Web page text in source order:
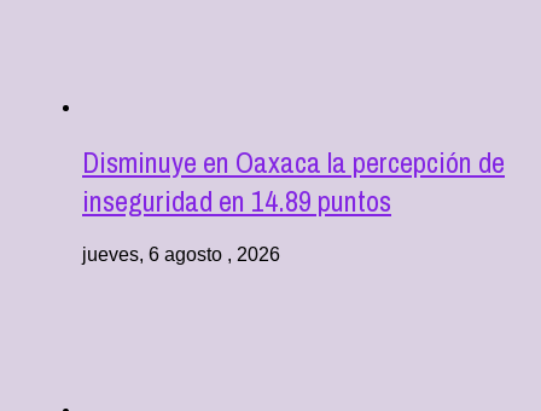
Disminuye en Oaxaca la percepción de
inseguridad en 14.89 puntos
jueves, 6 agosto , 2026